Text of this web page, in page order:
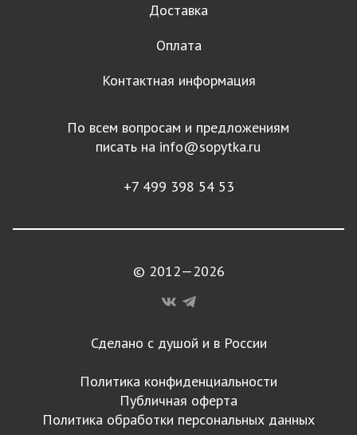
Доставка
Оплата
Контактная информация
По всем вопросам и предложениям
писать на info@sopytka.ru
+7 499 398 54 53
© 2012—2026
Сделано с душой и в России
Политика конфиденциальности
Публичная оферта
Политика обработки персональных данных